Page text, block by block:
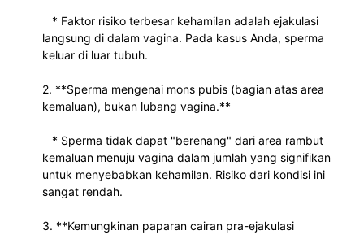
langsung di dalam vagina. Pada kasus Anda, sperma
keluar di luar tubuh.
2. **Sperma mengenai mons pubis (bagian atas area
kemaluan), bukan lubang vagina.**
kemaluan menuju vagina dalam jumlah yang signifikan
untuk menyebabkan kehamilan. Risiko dari kondisi ini
sangat rendah.
3. **Kemungkinan paparan cairan pra-ejakulasi